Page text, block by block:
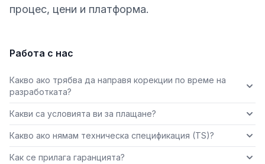
процес, цени и платформа.
Работа с нас
Какво ако трябва да направя корекции по време на
разработката?
Какви са условията ви за плащане?
Какво ако нямам техническа спецификация (TS)?
Как се прилага гаранцията?